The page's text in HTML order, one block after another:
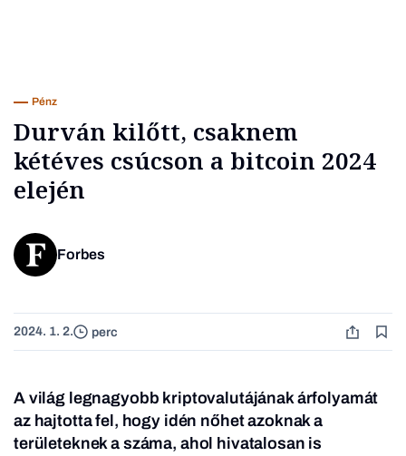
Pénz
Durván kilőtt, csaknem
kétéves csúcson a bitcoin 2024
elején
Forbes
2024. 1. 2. perc
A világ legnagyobb kriptovalutájának árfolyamát
az hajtotta fel, hogy idén nőhet azoknak a
területeknek a száma, ahol hivatalosan is